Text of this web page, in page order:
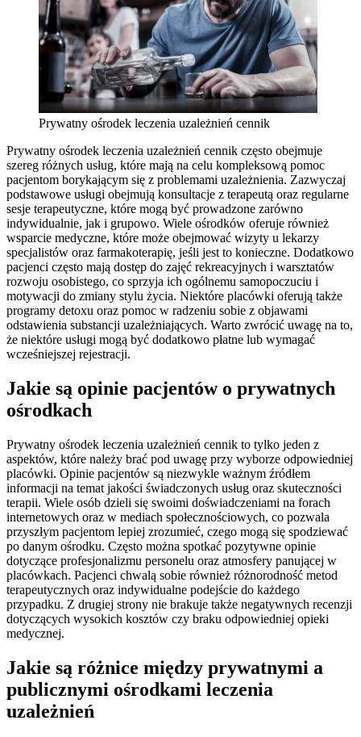
Prywatny ośrodek leczenia uzależnień cennik
Prywatny ośrodek leczenia uzależnień cennik często obejmuje
szereg różnych usług, które mają na celu kompleksową pomoc
pacjentom borykającym się z problemami uzależnienia. Zazwyczaj
podstawowe usługi obejmują konsultacje z terapeutą oraz regularne
sesje terapeutyczne, które mogą być prowadzone zarówno
indywidualnie, jak i grupowo. Wiele ośrodków oferuje również
wsparcie medyczne, które może obejmować wizyty u lekarzy
specjalistów oraz farmakoterapię, jeśli jest to konieczne. Dodatkowo
pacjenci często mają dostęp do zajęć rekreacyjnych i warsztatów
rozwoju osobistego, co sprzyja ich ogólnemu samopoczuciu i
motywacji do zmiany stylu życia. Niektóre placówki oferują także
programy detoxu oraz pomoc w radzeniu sobie z objawami
odstawienia substancji uzależniających. Warto zwrócić uwagę na to,
że niektóre usługi mogą być dodatkowo płatne lub wymagać
wcześniejszej rejestracji.
Jakie są opinie pacjentów o prywatnych
ośrodkach
Prywatny ośrodek leczenia uzależnień cennik to tylko jeden z
aspektów, które należy brać pod uwagę przy wyborze odpowiedniej
placówki. Opinie pacjentów są niezwykle ważnym źródłem
informacji na temat jakości świadczonych usług oraz skuteczności
terapii. Wiele osób dzieli się swoimi doświadczeniami na forach
internetowych oraz w mediach społecznościowych, co pozwala
przyszłym pacjentom lepiej zrozumieć, czego mogą się spodziewać
po danym ośrodku. Często można spotkać pozytywne opinie
dotyczące profesjonalizmu personelu oraz atmosfery panującej w
placówkach. Pacjenci chwalą sobie również różnorodność metod
terapeutycznych oraz indywidualne podejście do każdego
przypadku. Z drugiej strony nie brakuje także negatywnych recenzji
dotyczących wysokich kosztów czy braku odpowiedniej opieki
medycznej.
Jakie są różnice między prywatnymi a
publicznymi ośrodkami leczenia
uzależnień